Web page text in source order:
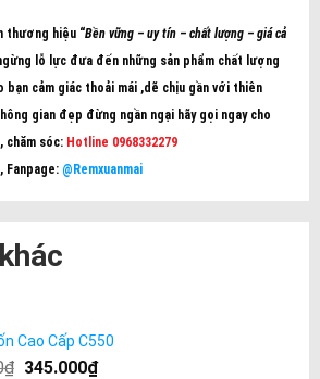
thương hiệu “Bền vững – uy tín – chất lượng – giá cả
lỗ lực đưa đến những sản phẩm chất lượng
bạn cảm giác thoải mái ,dẽ chịu gần với thiên
gian đẹp đừng ngần ngại hãy gọi ngay cho
chăm sóc:Hotline 0968332279
, Fanpage: @Remxuanmai
Cao Cấp C550
₫ 345.000₫